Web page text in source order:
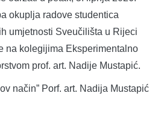
okuplja radove studentica
umjetnosti Sveučilišta u Rijeci
na kolegijima Eksperimentalno
prof. art. Nadije Mustapić.
način” Porf. art. Nadija Mustapić